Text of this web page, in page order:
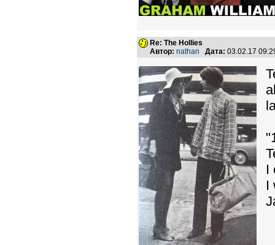
Re: The Hollies
Автор: nathan Дата: 03.02.17
I
I